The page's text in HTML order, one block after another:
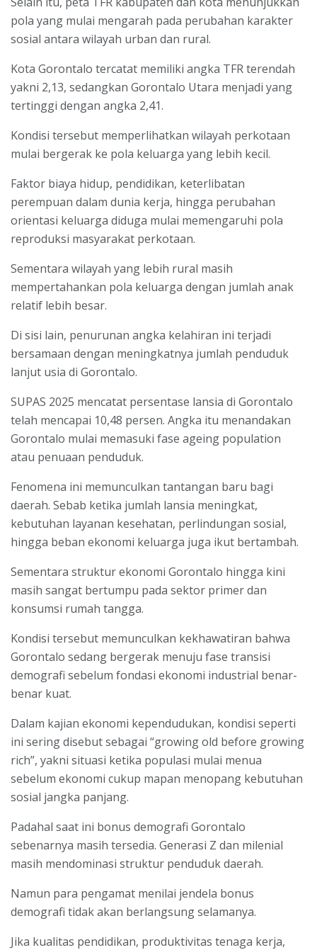
pola yang mulai mengarah pada perubahan karakter
sosial antara wilayah urban dan rural.
Kota Gorontalo tercatat memiliki angka TFR terendah
yakni 2,13, sedangkan Gorontalo Utara menjadi yang
tertinggi dengan angka 2,41.
Kondisi tersebut memperlihatkan wilayah perkotaan
mulai bergerak ke pola keluarga yang lebih kecil.
Faktor biaya hidup, pendidikan, keterlibatan
perempuan dalam dunia kerja, hingga perubahan
orientasi keluarga diduga mulai memengaruhi pola
reproduksi masyarakat perkotaan.
Sementara wilayah yang lebih rural masih
mempertahankan pola keluarga dengan jumlah anak
relatif lebih besar.
Di sisi lain, penurunan angka kelahiran ini terjadi
bersamaan dengan meningkatnya jumlah penduduk
lanjut usia di Gorontalo.
SUPAS 2025 mencatat persentase lansia di Gorontalo
telah mencapai 10,48 persen. Angka itu menandakan
Gorontalo mulai memasuki fase ageing population
atau penuaan penduduk.
Fenomena ini memunculkan tantangan baru bagi
daerah. Sebab ketika jumlah lansia meningkat,
kebutuhan layanan kesehatan, perlindungan sosial,
hingga beban ekonomi keluarga juga ikut bertambah.
Sementara struktur ekonomi Gorontalo hingga kini
masih sangat bertumpu pada sektor primer dan
konsumsi rumah tangga.
Kondisi tersebut memunculkan kekhawatiran bahwa
Gorontalo sedang bergerak menuju fase transisi
demografi sebelum fondasi ekonomi industrial benar-
benar kuat.
Dalam kajian ekonomi kependudukan, kondisi seperti
ini sering disebut sebagai “growing old before growing
rich”, yakni situasi ketika populasi mulai menua
sebelum ekonomi cukup mapan menopang kebutuhan
sosial jangka panjang.
Padahal saat ini bonus demografi Gorontalo
sebenarnya masih tersedia. Generasi Z dan milenial
masih mendominasi struktur penduduk daerah.
Namun para pengamat menilai jendela bonus
demografi tidak akan berlangsung selamanya.
Jika kualitas pendidikan, produktivitas tenaga kerja,